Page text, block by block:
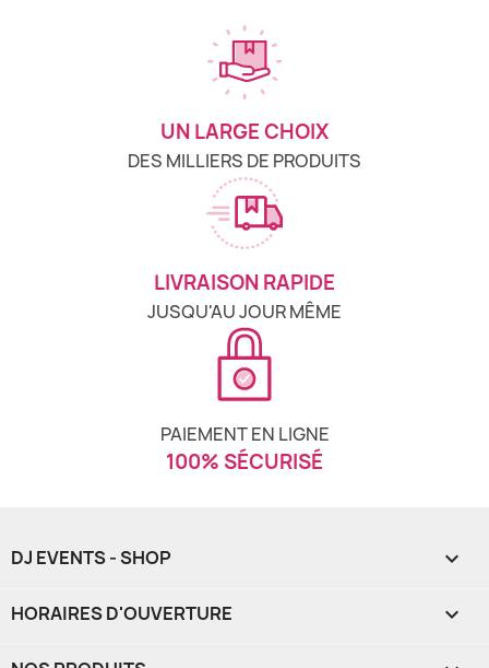
UN LARGE CHOIX
DES MILLIERS DE PRODUITS
LIVRAISON RAPIDE
JUSQU'AU JOUR MÊME
PAIEMENT EN LIGNE
100% SÉCURISÉ
DJ EVENTS - SHOP 
HORAIRES D'OUVERTURE 